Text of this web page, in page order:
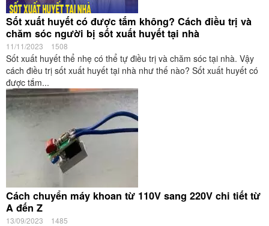
Sốt xuất huyết có được tắm không? Cách điều trị và
chăm sóc người bị sốt xuất huyết tại nhà
11/11/2023 1508
Sốt xuất huyết thể nhẹ có thể tự điều trị và chăm sóc tại nhà. Vậy
cách điều trị sốt xuất huyết tại nhà như thế nào? Sốt xuất huyết có
được tắm...
Cách chuyển máy khoan từ 110V sang 220V chi tiết từ
A đến Z
13/09/2023 1485